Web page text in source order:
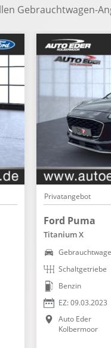
Gebrauchtwagen-
Privatangebot
Ford Puma
Titanium X
Schaltgetriebe
Benzin
EZ: 09.03.2023
Auto Eder
Kolbermoor